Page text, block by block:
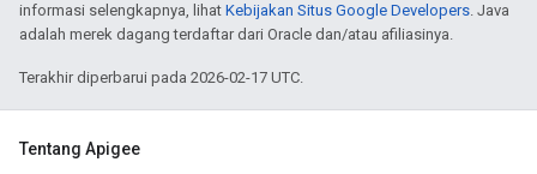
informasi selengkapnya, lihat Kebijakan Situs Google Developers. Java
adalah merek dagang terdaftar dari Oracle dan/atau afiliasinya.
Terakhir diperbarui pada 2026-02-17 UTC.
Tentang Apigee